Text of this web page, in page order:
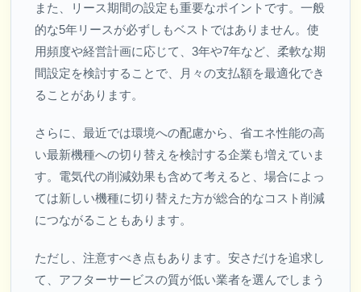
また、リース期間の設定も重要なポイントです。一般
的な5年リースが必ずしもベストではありません。使
用頻度や経営計画に応じて、3年や7年など、柔軟な期
間設定を検討することで、月々の支払額を最適化でき
ることがあります。
さらに、最近では環境への配慮から、省エネ性能の高
い最新機種への切り替えを検討する企業も増えていま
す。電気代の削減効果も含めて考えると、場合によっ
ては新しい機種に切り替えた方が総合的なコスト削減
につながることもあります。
ただし、注意すべき点もあります。安さだけを追求し
て、アフターサービスの質が低い業者を選んでしまう